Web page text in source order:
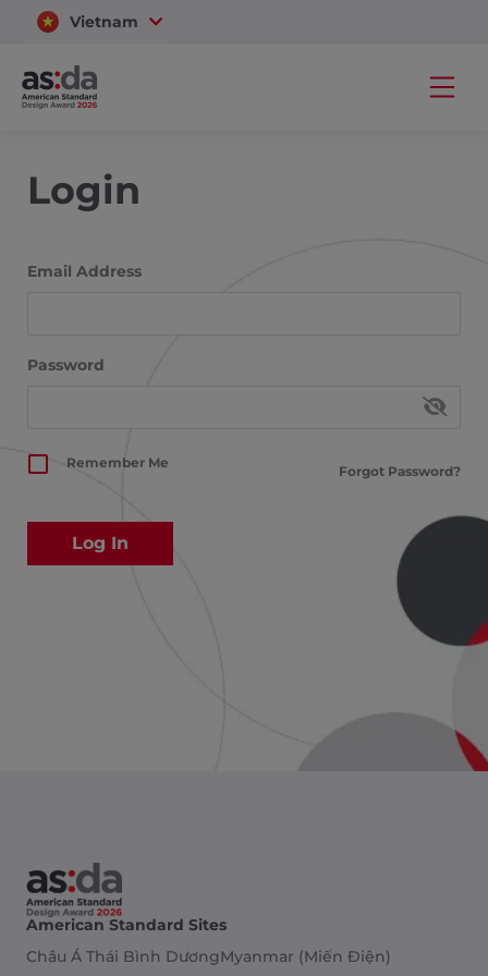
Vietnam
Thailand
Login
Email Address
Password
Forgot Password?
American Standard Sites
Châu Á Thái Bình DươngMyanmar (Miến Điện)